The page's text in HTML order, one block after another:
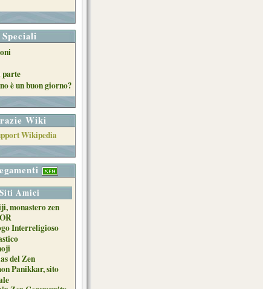
Speciali
è un buon giorno?
Wiki
Siti Amici
monastero zen
Interreligioso
del Zen
Panikkar, sito